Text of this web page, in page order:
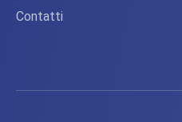
Contatti